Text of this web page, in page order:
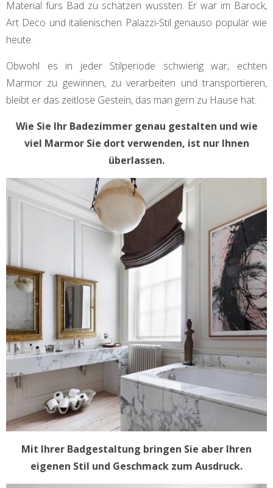
Material fürs Bad zu schätzen wussten. Er war im Barock,
Art Deco und italienischen Palazzi-Stil genauso populär wie
heute.
Obwohl es in jeder Stilperiode schwierig war, echten
Marmor zu gewinnen, zu verarbeiten und transportieren,
bleibt er das zeitlose Gestein, das man gern zu Hause hat.
Wie Sie Ihr Badezimmer genau gestalten und wie
viel Marmor Sie dort verwenden, ist nur Ihnen
überlassen.
Mit Ihrer Badgestaltung bringen Sie aber Ihren
eigenen Stil und Geschmack zum Ausdruck.